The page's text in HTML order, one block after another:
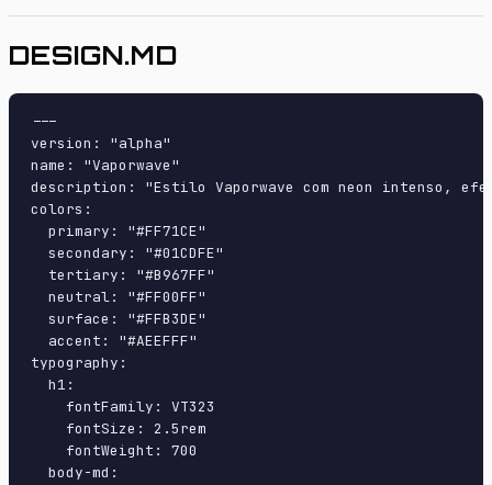
DESIGN.MD
---
version: "alpha"
name: "Vaporwave"
description: "Estilo Vaporwave com neon intenso,
colors:
  primary: "#FF71CE"
  secondary: "#01CDFE"
  tertiary: "#B967FF"
  neutral: "#FF00FF"
  surface: "#FFB3DE"
  accent: "#AEEFFF"
typography:
  h1:
    fontFamily: VT323
    fontSize: 2.5rem
    fontWeight: 700
  body-md: